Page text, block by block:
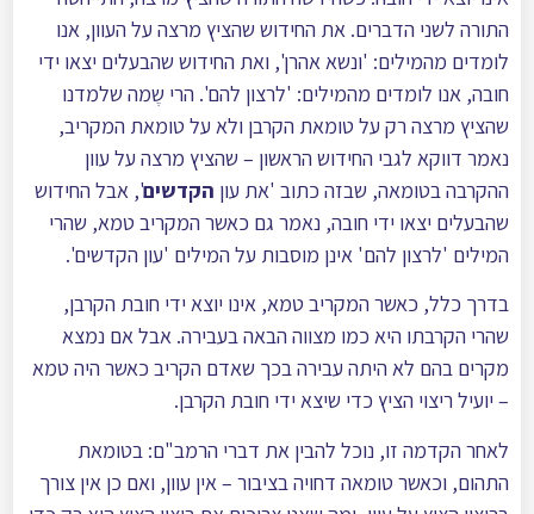
התורה לשני הדברים. את החידוש שהציץ מרצה על העוון, אנו
לומדים מהמילים: 'ונשא אהרן', ואת החידוש שהבעלים יצאו ידי
חובה, אנו לומדים מהמילים: 'לרצון להם'. הרי שֶמה שלמדנו
שהציץ מרצה רק על טומאת הקרבן ולא על טומאת המקריב,
נאמר דווקא לגבי החידוש הראשון – שהציץ מרצה על עוון
ההקרבה בטומאה, שבזה כתוב 'את עון הקדשים', אבל החידוש
שהבעלים יצאו ידי חובה, נאמר גם כאשר המקריב טמא, שהרי
המילים 'לרצון להם' אינן מוסבות על המילים 'עון הקדשים'.
בדרך כלל, כאשר המקריב טמא, אינו יוצא ידי חובת הקרבן,
שהרי הקרבתו היא כמו מצווה הבאה בעבירה. אבל אם נמצא
מקרים בהם לא היתה עבירה בכך שאדם הקריב כאשר היה טמא
– יועיל ריצוי הציץ כדי שיצא ידי חובת הקרבן.
לאחר הקדמה זו, נוכל להבין את דברי הרמב"ם: בטומאת
התהום, וכאשר טומאה דחויה בציבור – אין עוון, ואם כן אין צורך